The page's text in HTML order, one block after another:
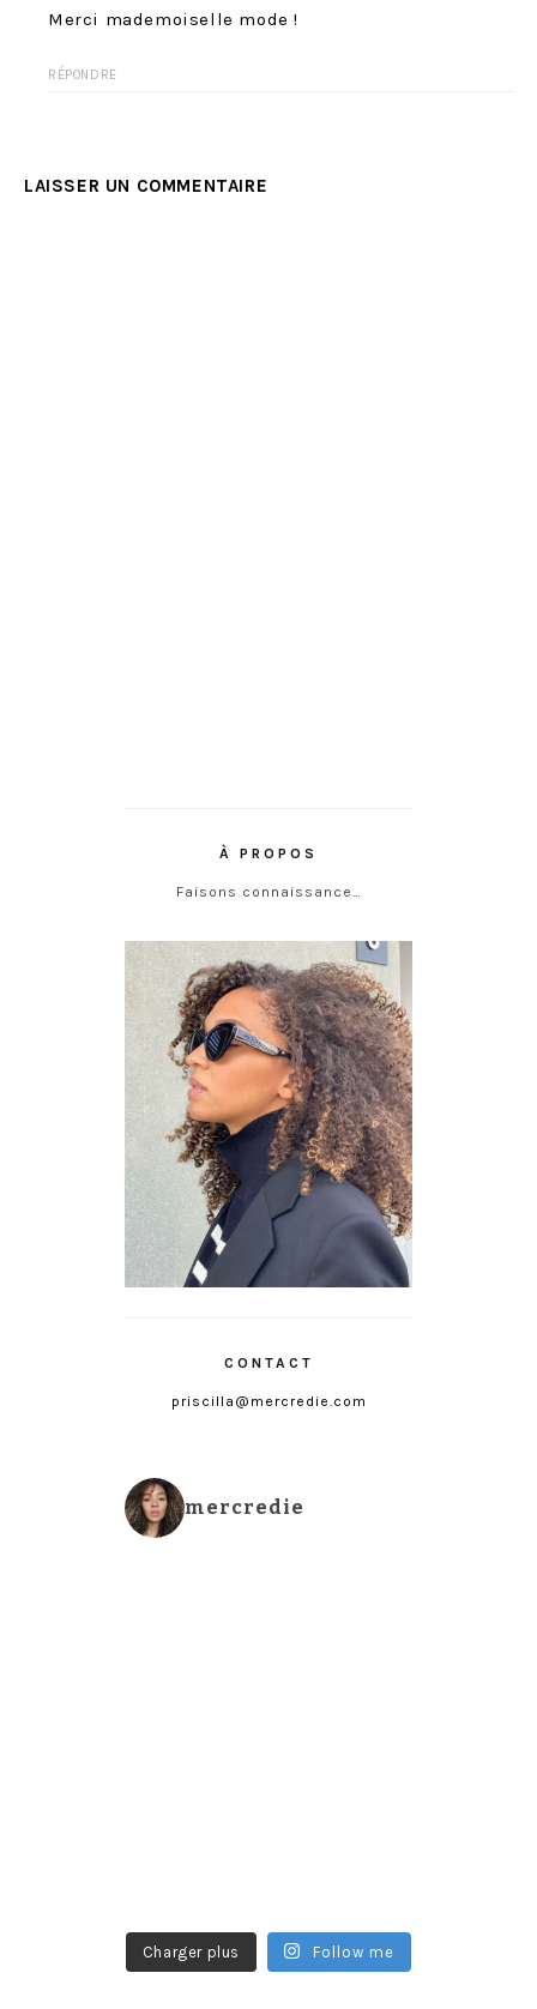
Merci mademoiselle mode !
RÉPONDRE
LAISSER UN COMMENTAIRE
À PROPOS
Faisons connaissance…
CONTACT
priscilla@mercredie.com
mercredie
Charger plus Follow me